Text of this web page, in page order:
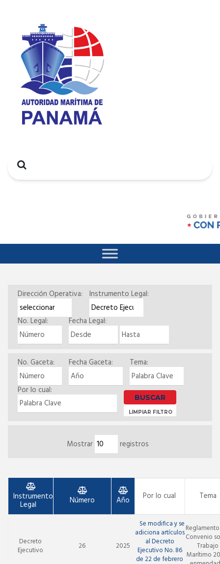
Search
Dirección Operativa: Instrumento Legal:
No. Legal: Fecha Legal:
No. Gaceta: Fecha Gaceta: Tema:
Por lo cual:
Search
LIMPIAR FILTRO
Mostrar registros
Instrumento
Legal Número Año Por lo cual Tema
Decreto
Ejecutivo
26 2025
Se modifica y se
adiciona artículos
al Decreto
Ejecutivo No. 86
de 22 de febrero
Convenio
Trabajo
Marítimo